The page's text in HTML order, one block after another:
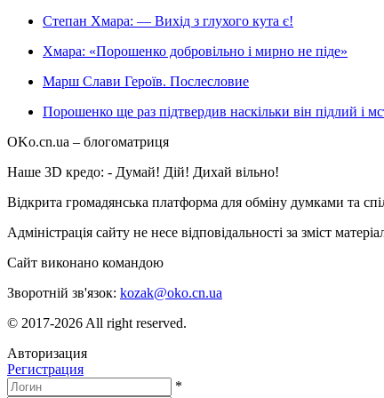
Степан Хмара: — Вихід з глухого кута є!
Хмара: «Порошенко добровільно і мирно не піде»
Марш Слави Героїв. Послесловие
Порошенко ще раз підтвердив наскільки він підлий і
OKo.cn.ua – блогоматриця
Наше 3D кредо: - Думай! Дій! Дихай вільно!
Відкрита громадянська платформа для обміну думками та
Адміністрація сайту не несе відповідальності за зміст
Сайт виконано командою
Зворотній зв'язок: kozak@oko.cn.ua
© 2017-2026 All right reserved.
Авторизация
Регистрация
*